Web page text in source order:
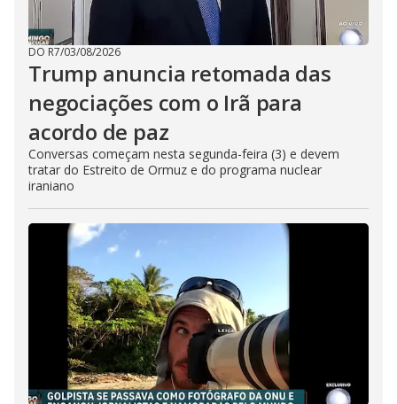
DO R7/03/08/2026
Trump anuncia retomada das
negociações com o Irã para
acordo de paz
Conversas começam nesta segunda-feira (3) e devem
tratar do Estreito de Ormuz e do programa nuclear
iraniano